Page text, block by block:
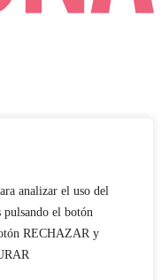
analizar el uso del
pulsando el botón
RECHAZAR y
reducida